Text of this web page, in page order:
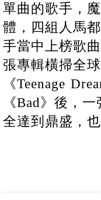
單曲的歌手，
體，四組人馬
手當中上榜歌
張專輯橫掃全
《Teenage
《Bad》後，
全達到鼎盛，